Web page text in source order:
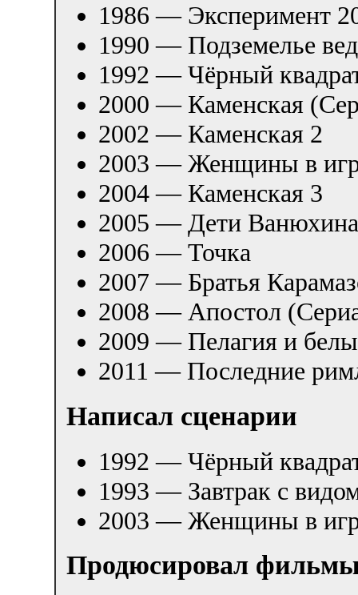
1986 — Эксперимент
1990 — Подземелье
1992 — Чёрный
2000 — Каменская
2002 — Каменская 2
2003 — Женщины в
2004 — Каменская 3
2005 — Дети Ванюхина
2006 — Точка
2007 — Братья
2008 — Апостол
2009 — Пелагия и
2011 — Последние
Написал сценарии
1992 — Чёрный
1993 — Завтрак с
2003 — Женщины в
Продюсировал